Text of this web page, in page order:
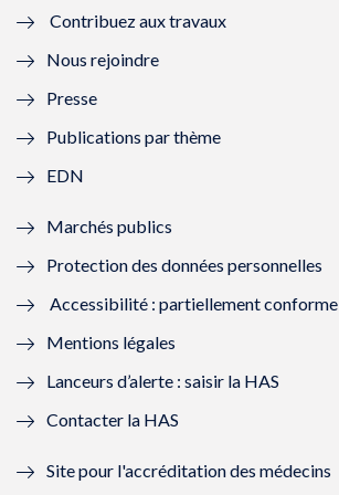
l
l
f
n
ê
t
r
e
)
e
e
n
ê
r
)
ê
t
e
ê
)
Contribuez aux travaux
Nous rejoindre
Presse
Publications par thème
EDN
Marchés publics
Protection des données personnelles
Accessibilité : partiellement conforme
Mentions légales
Lanceurs d’alerte : saisir la HAS
Contacter la HAS
Site pour l'accréditation des médecins